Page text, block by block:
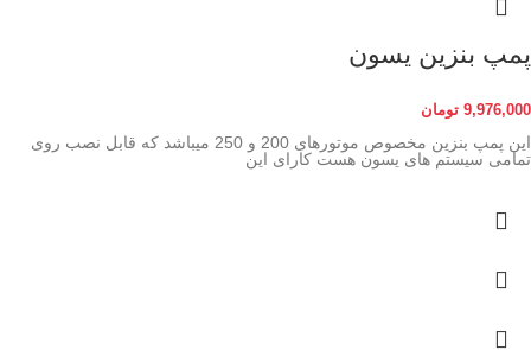
پمپ بنزین یسون
9,976,000 تومان
این پمپ بنزین مخصوص موتورهای 200 و 250 میباشد که قابل نصب روی
تمامی سیستم های یسون هست کارای این